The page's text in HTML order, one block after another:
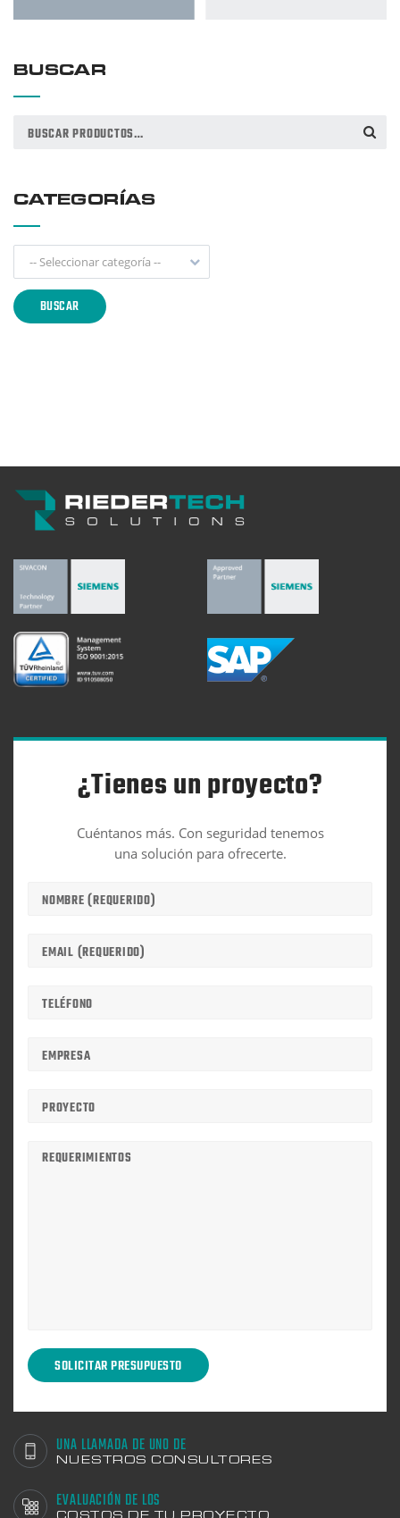
BUSCAR
Buscar
BUSCAR
CATEGORÍAS
-- Seleccionar categoría --
BUSCAR
¿Tienes un proyecto?
Cuéntanos más. Con seguridad tenemos
una solución para ofrecerte.
UNA LLAMADA DE UNO DE
NUESTROS CONSULTORES
EVALUACIÓN DE LOS
COSTOS DE TU PROYECTO